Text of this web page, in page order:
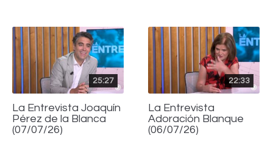
25:27
La Entrevista Joaquín
Pérez de la Blanca
(07/07/26)
22:33
La Entrevista
Adoración Blanque
(06/07/26)